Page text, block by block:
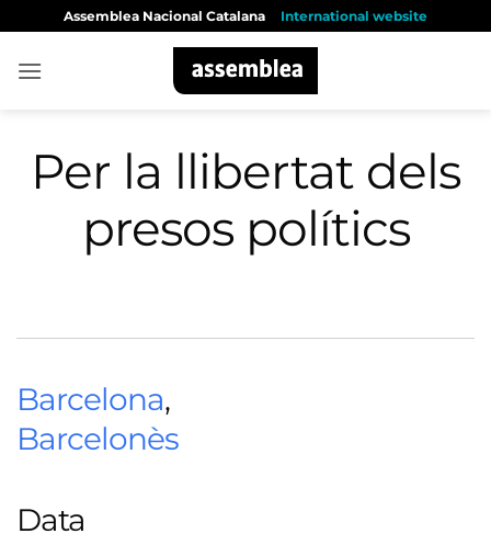
content
Assemblea Nacional Catalana International website
Per la llibertat dels
presos polítics
Barcelona,
Barcelonès
Data